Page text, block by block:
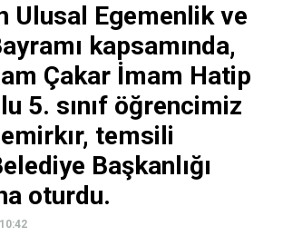
Ulusal Egemenlik ve
kapsamında,
Çakar İmam Hatip
5. sınıf öğrencimiz
temsili
Başkanlığı
oturdu.